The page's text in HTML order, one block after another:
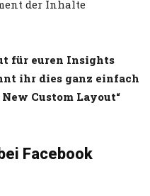
der Inhalte
für euren Insights
ihr dies ganz einfach
Custom Layout“
Facebook